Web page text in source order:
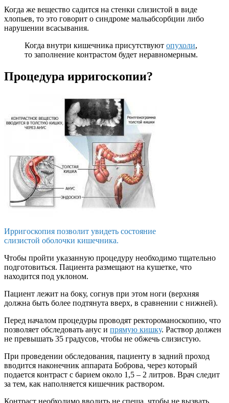
Когда же вещество садится на стенки слизистой в виде
хлопьев, то это говорит о синдроме мальабсорбции либо
нарушении всасывания.
Когда внутри кишечника присутствуют опухоли,
то заполнение контрастом будет неравномерным.
Процедура ирригоскопии?
Ирригоскопия позволит увидеть состояние
слизистой оболочки кишечника.
Чтобы пройти указанную процедуру необходимо тщательно
подготовиться. Пациента размещают на кушетке, что
находится под уклоном.
Пациент лежит на боку, согнув при этом ноги (верхняя
должна быть более подтянута вверх, в сравнении с нижней).
Перед началом процедуры проводят ректороманоскопию, что
позволяет обследовать анус и прямую кишку. Раствор должен
не превышать 35 градусов, чтобы не обжечь слизистую.
При проведении обследования, пациенту в задний проход
вводится наконечник аппарата Боброва, через который
подается контраст с барием около 1,5 – 2 литров. Врач следит
за тем, как наполняется кишечник раствором.
Контраст необходимо вводить не спеша, чтобы не вызвать